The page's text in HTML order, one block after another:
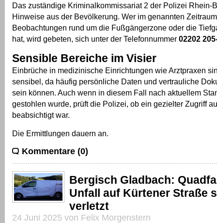
Das zuständige Kriminalkommissariat 2 der Polizei Rhein-
Hinweise aus der Bevölkerung. Wer im genannten
Beobachtungen rund um die Fußgängerzone oder die
hat, wird gebeten, sich unter der Telefonnummer 02202
Sensible Bereiche im Visier
Einbrüche in medizinische Einrichtungen wie Arztpraxen
sensibel, da häufig persönliche Daten und vertrauliche
sein können. Auch wenn in diesem Fall nach aktuellem
gestohlen wurde, prüft die Polizei, ob ein gezielter Zugriff
beabsichtigt war.
Die Ermittlungen dauern an.
Kommentare (0)
Bergisch Gladbach:
Unfall auf Kürtener Straße
verletzt
24 Juni 2025 von Felix Morgenstern